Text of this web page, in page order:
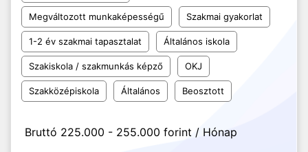
Megváltozott munkaképességű Szakmai gyakorlat
1-2 év szakmai tapasztalat Általános iskola
Szakiskola / szakmunkás képző OKJ
Szakközépiskola Általános Beosztott
Bruttó 225.000 - 255.000 forint / Hónap